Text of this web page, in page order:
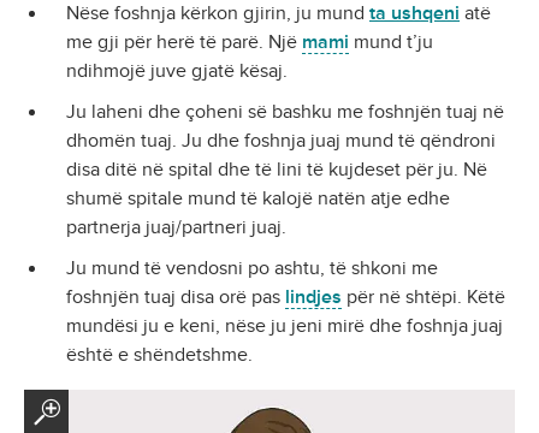
Nëse foshnja kërkon gjirin, ju mund ta ushqeni atë
me gji për herë të parë. Një mami mund t’ju
ndihmojë juve gjatë kësaj.
Ju laheni dhe çoheni së bashku me foshnjën tuaj në
dhomën tuaj. Ju dhe foshnja juaj mund të qëndroni
disa ditë në spital dhe të lini të kujdeset për ju. Në
shumë spitale mund të kalojë natën atje edhe
partnerja juaj/partneri juaj.
Ju mund të vendosni po ashtu, të shkoni me
foshnjën tuaj disa orë pas lindjes për në shtëpi. Këtë
mundësi ju e keni, nëse ju jeni mirë dhe foshnja juaj
është e shëndetshme.